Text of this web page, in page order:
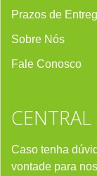
Prazos de
Sobre Nós
Fale Conosco
Caso tenha
vontade para